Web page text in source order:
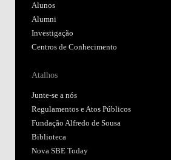
Alunos
Alumni
Investigação
Centros de Conhecimento
Atalhos
Junte-se a nós
Regulamentos e Atos Públicos
Fundação Alfredo de Sousa
Biblioteca
Nova SBE Today